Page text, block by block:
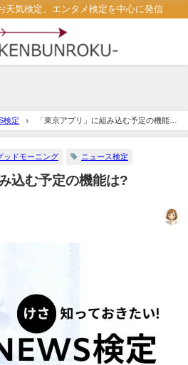
天気検定、エンタメ検定を中心に発信
検定
「東京アプリ」に組み込む予定の機能
ッドモーニング ニュース検定
込む予定の機能は?